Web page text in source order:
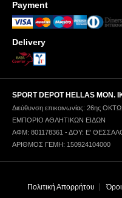
Payment
Delivery
SPORT DEPOT HELLAS ΜΟΝ.
Διεύθυνση επικοινωνίας: 26ης
ΕΜΠΟΡΙΟ ΑΘΛΗΤΙΚΩΝ ΕΙΔΩΝ
ΑΦΜ: 801178361 - ΔΟΥ: Ε'
ΑΡΙΘΜΟΣ ΓΕΜΗ: 150924104000
Πολιτική Απορρήτου